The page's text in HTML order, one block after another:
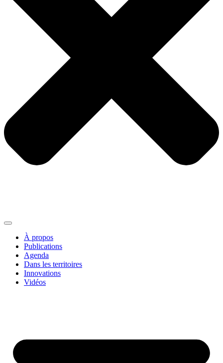
À propos
Publications
Agenda
Dans les territoires
Innovations
Vidéos